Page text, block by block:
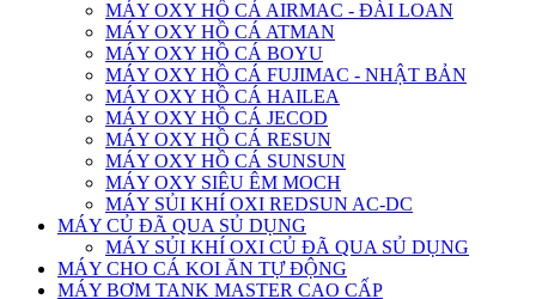
MÁY OXY HỒ CÁ AIRMAC - ĐÀI LOAN
MÁY OXY HỒ CÁ ATMAN
MÁY OXY HỒ CÁ BOYU
MÁY OXY HỒ CÁ FUJIMAC - NHẬT BẢN
MÁY OXY HỒ CÁ HAILEA
MÁY OXY HỒ CÁ JECOD
MÁY OXY HỒ CÁ RESUN
MÁY OXY HỒ CÁ SUNSUN
MÁY OXY SIÊU ÊM MOCH
MÁY SỦI KHÍ OXI REDSUN AC-DC
MÁY CỦ ĐÃ QUA SỦ DỤNG
MÁY SỦI KHÍ OXI CỦ ĐÃ QUA SỦ DỤNG
MÁY CHO CÁ KOI ĂN TỰ ĐỘNG
MÁY BƠM TANK MASTER CAO CẤP